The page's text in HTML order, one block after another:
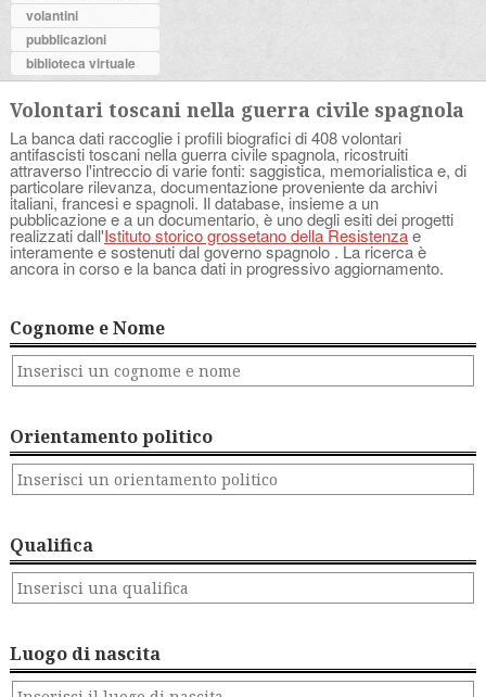
volantini
pubblicazioni
biblioteca virtuale
Volontari toscani nella guerra civile spagnola
La banca dati raccoglie i profili biografici di 408 volontari
antifascisti toscani nella guerra civile spagnola, ricostruiti
attraverso l'intreccio di varie fonti: saggistica, memorialistica e, di
particolare rilevanza, documentazione proveniente da archivi
italiani, francesi e spagnoli. Il database, insieme a un
pubblicazione e a un documentario, è uno degli esiti dei progetti
realizzati dall'Istituto storico grossetano della Resistenzae
interamente e sostenuti dal governo spagnolo . La ricerca è
ancora in corso e la banca dati in progressivo aggiornamento.
Cognome e Nome
Orientamento politico
Qualifica
Luogo di nascita